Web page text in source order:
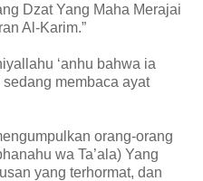
Dzat Yang Maha Merajai
Al-Karim.”
‘anhu bahwa ia
membaca ayat
orang-orang
wa Ta’ala) Yang
yang terhormat, dan